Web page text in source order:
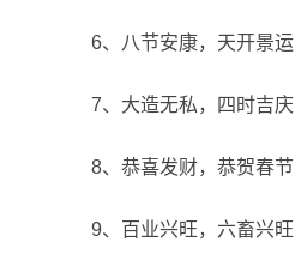
6、八节安康，天开景运
7、大造无私，四时吉庆
8、恭喜发财，恭贺春节
9、百业兴旺，六畜兴旺